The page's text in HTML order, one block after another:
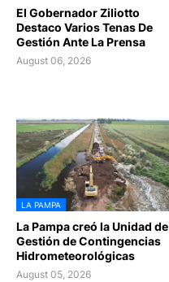
El Gobernador Ziliotto
Destaco Varios Tenas De
Gestión Ante La Prensa
August 06, 2026
LA PAMPA
La Pampa creó la Unidad de
Gestión de Contingencias
Hidrometeorológicas
August 05, 2026